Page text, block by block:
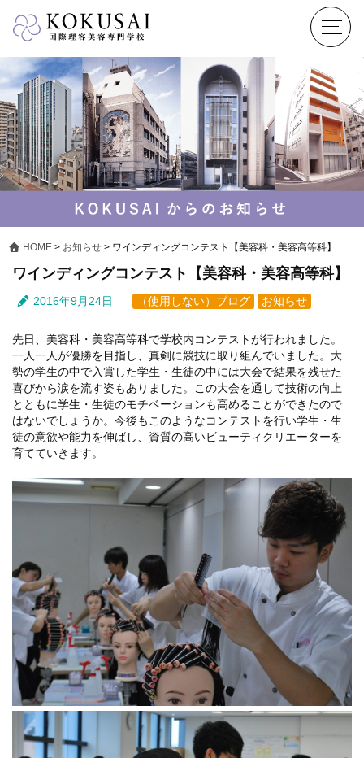
イフ
ンス(卒業生の活躍)
HOME > お知らせ > ワインディングコンテスト【美容科・美容高等科】
ワインディングコンテスト【美容科・美容高等科】
2016年9月24日 （使用しない）ブログ お知らせ
先日、美容科・美容高等科で学校内コンテストが行われました。
一人一人が優勝を目指し、真剣に競技に取り組んでいました。大
勢の学生の中で入賞した学生・生徒の中には大会で結果を残せた
喜びから涙を流す姿もありました。この大会を通して技術の向上
とともに学生・生徒のモチベーションも高めることができたので
はないでしょうか。今後もこのようなコンテストを行い学生・生
徒の意欲や能力を伸ばし、資質の高いビューティクリエーターを
育てていきます。